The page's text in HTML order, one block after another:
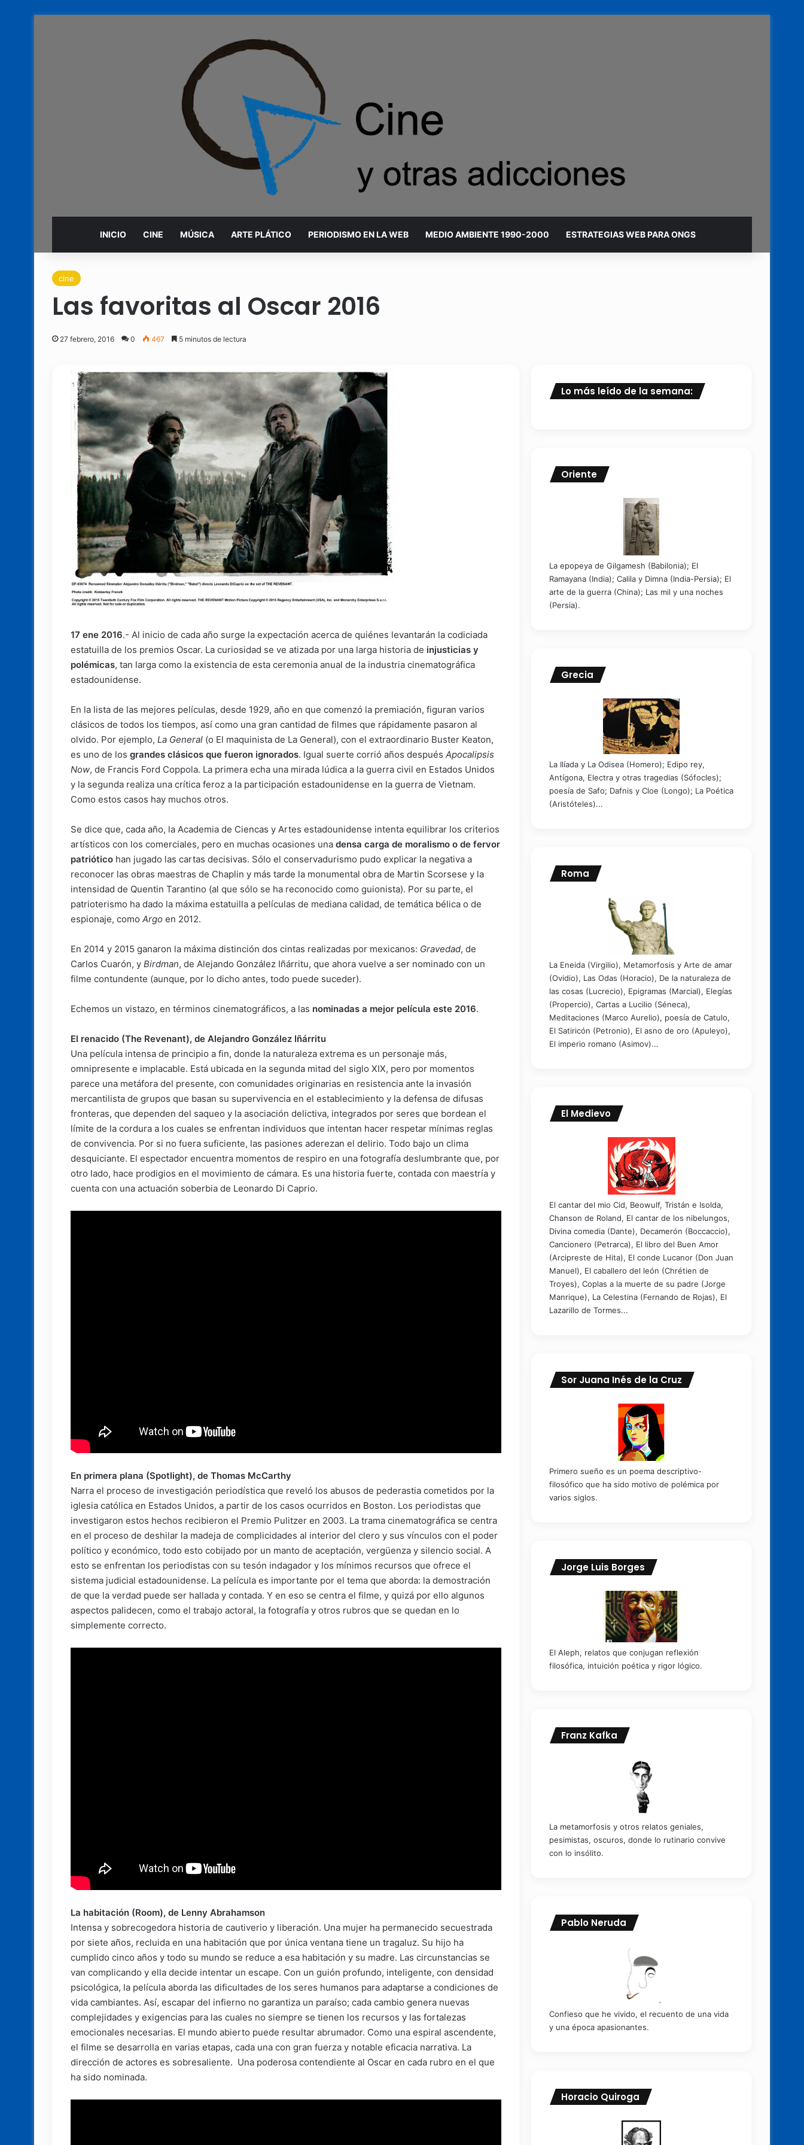
INICIO CINE MÚSICA ARTE PLÁTICO PERIODISMO EN LA WEB MEDIO AMBIENTE 1990-2000 ESTRATEGIAS WEB PARA ONGS
cine
Las favoritas al Oscar 2016
27 febrero, 2016 0 467 5 minutos de lectura
17 ene 2016.- Al inicio de cada año surge la expectación acerca de quiénes levantarán la codiciada
estatuilla de los premios Oscar. La curiosidad se ve atizada por una larga historia de injusticias y
polémicas, tan larga como la existencia de esta ceremonia anual de la industria cinematográfica
estadounidense.
En la lista de las mejores películas, desde 1929, año en que comenzó la premiación, figuran varios
clásicos de todos los tiempos, así como una gran cantidad de filmes que rápidamente pasaron al
olvido. Por ejemplo, La General (o El maquinista de La General), con el extraordinario Buster Keaton,
es uno de los grandes clásicos que fueron ignorados. Igual suerte corrió años después Apocalipsis
Now, de Francis Ford Coppola. La primera echa una mirada lúdica a la guerra civil en Estados Unidos
y la segunda realiza una crítica feroz a la participación estadounidense en la guerra de Vietnam.
Como estos casos hay muchos otros.
Se dice que, cada año, la Academia de Ciencas y Artes estadounidense intenta equilibrar los criterios
artísticos con los comerciales, pero en muchas ocasiones una densa carga de moralismo o de fervor
patriótico han jugado las cartas decisivas. Sólo el conservadurismo pudo explicar la negativa a
reconocer las obras maestras de Chaplin y más tarde la monumental obra de Martin Scorsese y la
intensidad de Quentin Tarantino (al que sólo se ha reconocido como guionista). Por su parte, el
patrioterismo ha dado la máxima estatuilla a películas de mediana calidad, de temática bélica o de
espionaje, como Argo en 2012.
En 2014 y 2015 ganaron la máxima distinción dos cintas realizadas por mexicanos: Gravedad, de
Carlos Cuarón, y Birdman, de Alejando González Iñárritu, que ahora vuelve a ser nominado con un
filme contundente (aunque, por lo dicho antes, todo puede suceder).
Echemos un vistazo, en términos cinematográficos, a las nominadas a mejor película este 2016.
El renacido (The Revenant), de Alejandro González Iñárritu
Una película intensa de principio a fin, donde la naturaleza extrema es un personaje más,
omnipresente e implacable. Está ubicada en la segunda mitad del siglo XIX, pero por momentos
parece una metáfora del presente, con comunidades originarias en resistencia ante la invasión
mercantilista de grupos que basan su supervivencia en el establecimiento y la defensa de difusas
fronteras, que dependen del saqueo y la asociación delictiva, integrados por seres que bordean el
límite de la cordura a los cuales se enfrentan individuos que intentan hacer respetar mínimas reglas
de convivencia. Por si no fuera suficiente, las pasiones aderezan el delirio. Todo bajo un clima
desquiciante. El espectador encuentra momentos de respiro en una fotografía deslumbrante que, por
otro lado, hace prodigios en el movimiento de cámara. Es una historia fuerte, contada con maestría y
cuenta con una actuación soberbia de Leonardo Di Caprio.
En primera plana (Spotlight), de Thomas McCarthy
Narra el proceso de investigación periodística que reveló los abusos de pederastia cometidos por la
iglesia católica en Estados Unidos, a partir de los casos ocurridos en Boston. Los periodistas que
investigaron estos hechos recibieron el Premio Pulitzer en 2003. La trama cinematográfica se centra
en el proceso de deshilar la madeja de complicidades al interior del clero y sus vínculos con el poder
político y económico, todo esto cobijado por un manto de aceptación, vergüenza y silencio social. A
esto se enfrentan los periodistas con su tesón indagador y los mínimos recursos que ofrece el
sistema judicial estadounidense. La película es importante por el tema que aborda: la demostración
de que la verdad puede ser hallada y contada. Y en eso se centra el filme, y quizá por ello algunos
aspectos palidecen, como el trabajo actoral, la fotografía y otros rubros que se quedan en lo
simplemente correcto.
La habitación (Room), de Lenny Abrahamson
Intensa y sobrecogedora historia de cautiverio y liberación. Una mujer ha permanecido secuestrada
por siete años, recluida en una habitación que por única ventana tiene un tragaluz. Su hijo ha
cumplido cinco años y todo su mundo se reduce a esa habitación y su madre. Las circunstancias se
van complicando y ella decide intentar un escape. Con un guión profundo, inteligente, con densidad
psicológica, la película aborda las dificultades de los seres humanos para adaptarse a condiciones de
vida cambiantes. Así, escapar del infierno no garantiza un paraíso; cada cambio genera nuevas
complejidades y exigencias para las cuales no siempre se tienen los recursos y las fortalezas
emocionales necesarias. El mundo abierto puede resultar abrumador. Como una espiral ascendente,
el filme se desarrolla en varias etapas, cada una con gran fuerza y notable eficacia narrativa. La
dirección de actores es sobresaliente. Una poderosa contendiente al Oscar en cada rubro en el que
ha sido nominada.
Lo más leído de la semana:
Oriente
La epopeya de Gilgamesh (Babilonia); El
Ramayana (India); Calila y Dimna (India-Persia); El
arte de la guerra (China); Las mil y una noches
(Persia).
Grecia
La Ilíada y La Odisea (Homero); Edipo rey,
Antígona, Electra y otras tragedias (Sófocles);
poesía de Safo; Dafnis y Cloe (Longo); La Poética
(Aristóteles)...
Roma
La Eneida (Virgilio), Metamorfosis y Arte de amar
(Ovidio), Las Odas (Horacio), De la naturaleza de
las cosas (Lucrecio), Epigramas (Marcial), Elegías
(Propercio), Cartas a Lucilio (Séneca),
Meditaciones (Marco Aurelio), poesía de Catulo,
El Satiricón (Petronio), El asno de oro (Apuleyo),
El imperio romano (Asimov)...
El Medievo
El cantar del mio Cid, Beowulf, Tristán e Isolda,
Chanson de Roland, El cantar de los nibelungos,
Divina comedia (Dante), Decamerón (Boccaccio),
Cancionero (Petrarca), El libro del Buen Amor
(Arcipreste de Hita), El conde Lucanor (Don Juan
Manuel), El caballero del león (Chrétien de
Troyes), Coplas a la muerte de su padre (Jorge
Manrique), La Celestina (Fernando de Rojas), El
Lazarillo de Tormes...
Sor Juana Inés de la Cruz
Primero sueño es un poema descriptivo-
filosófico que ha sido motivo de polémica por
varios siglos.
Jorge Luis Borges
El Aleph, relatos que conjugan reflexión
filosófica, intuición poética y rigor lógico.
Franz Kafka
La metamorfosis y otros relatos geniales,
pesimistas, oscuros, donde lo rutinario convive
con lo insólito.
Pablo Neruda
Confieso que he vivido, el recuento de una vida
y una época apasionantes.
Horacio Quiroga